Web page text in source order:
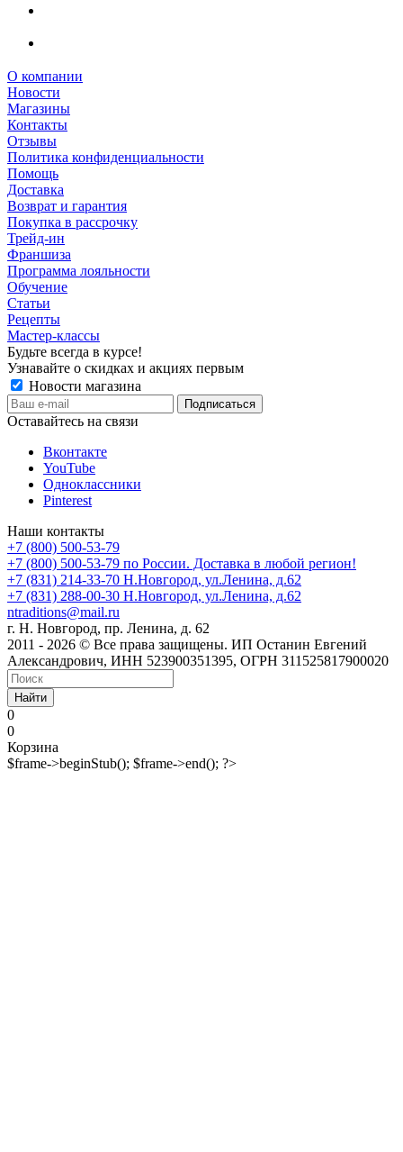
О компании
Новости
Магазины
Контакты
Отзывы
Политика конфиденциальности
Помощь
Доставка
Возврат и гарантия
Покупка в рассрочку
Трейд-ин
Франшиза
Программа лояльности
Обучение
Статьи
Рецепты
Мастер-классы
Будьте всегда в курсе!
Узнавайте о скидках и акциях первым
Новости магазина
Оставайтесь на связи
Вконтакте
YouTube
Одноклассники
Pinterest
Наши контакты
+7 (800) 500-53-79
+7 (800) 500-53-79 по России. Доставка в любой регион!
+7 (831) 214-33-70 Н.Новгород, ул.Ленина, д.62
+7 (831) 288-00-30 Н.Новгород, ул.Ленина, д.62
ntraditions@mail.ru
г. Н. Новгород, пр. Ленина, д. 62
2011 - 2026 © Все права защищены. ИП Останин Евгений
Александрович, ИНН 523900351395, ОГРН 311525817900020
Найти
0
0
Корзина
$frame->beginStub(); $frame->end(); ?>